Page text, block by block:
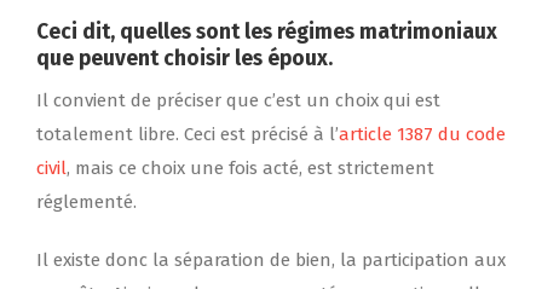
Ceci dit, quelles sont les régimes matrimoniaux
que peuvent choisir les époux.
Il convient de préciser que c’est un choix qui est
totalement libre. Ceci est précisé à l’article 1387 du code
civil, mais ce choix une fois acté, est strictement
réglementé.
Il existe donc la séparation de bien, la participation aux